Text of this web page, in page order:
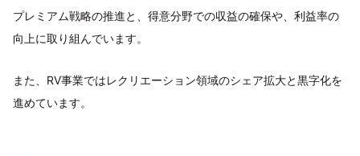
プレミアム戦略の推進と、得意分野での収益の確保や、利益率の
向上に取り組んでいます。
また、RV事業ではレクリエーション領域のシェア拡大と黒字化を
進めています。